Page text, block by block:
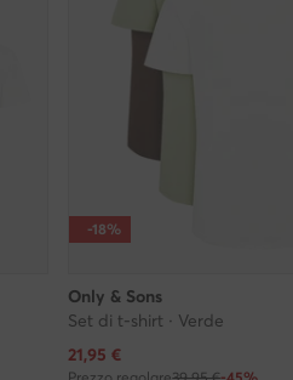
-18%
Only & Sons
Set di t-shirt · Verde
Prezzo attuale
21,95 €